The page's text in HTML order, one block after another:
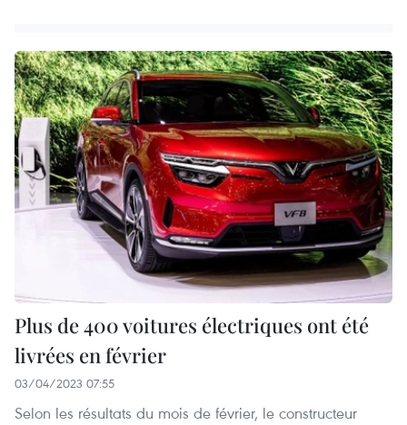
Plus de 400 voitures électriques ont été
livrées en février
03/04/2023 07:55
Selon les résultats du mois de février, le constructeur